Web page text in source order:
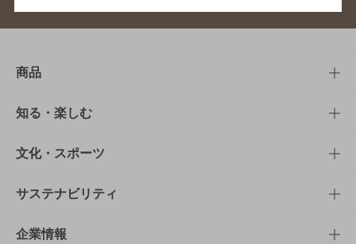
商品
商品TOP
商品一覧
商品発売情報
栄養成分一覧
知る・楽しむ
知る・楽しむTOP
キャンペーン
工場見学
文化・スポーツ
文化・スポーツTOP
サントリーホール
サステナビリティ
サステナビリティTOP
企業情報